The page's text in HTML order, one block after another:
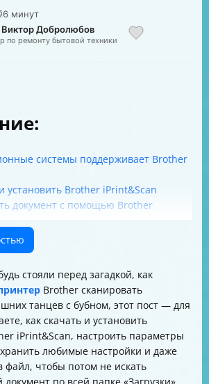
6 минут
Виктор Добролюбов
по ремонту бытовой техники
системы поддерживает Brother
установить Brother iPrint&Scan
документ с помощью Brother
можно настроить при
используемые параметры
в файл на Windows и
и папку для сохранения файла
кнопку сканирования на
стояли перед загадкой, как
Brother сканировать
танцев с бубном, этот пост — для
как скачать и установить
iPrint&Scan, настроить параметры
любимые настройки и даже
файл, чтобы потом не искать